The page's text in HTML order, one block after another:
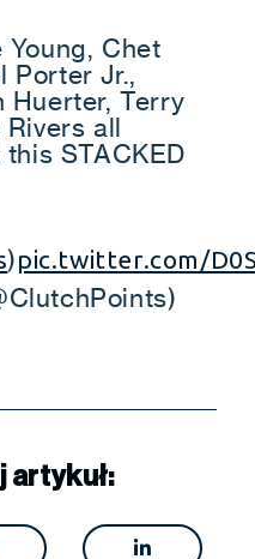
Young, Chet
Porter Jr.,
Huerter, Terry
all
STACKED
)pic.twitter.com/
artykuł:
